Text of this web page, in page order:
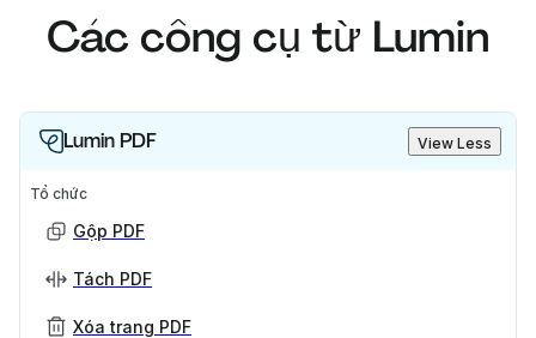
Các công cụ từ Lumin
Lumin PDF View Less
Tổ chức
Gộp PDF
Tách PDF
Xóa trang PDF